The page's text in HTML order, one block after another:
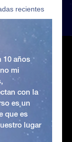
recientes
10 años
mi
con la
es un
que es
lugar